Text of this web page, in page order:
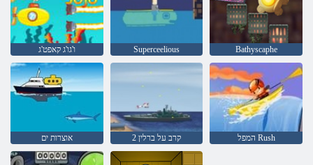
ו'גו'ג קאפט'ג Superceelious Bathyscaphe
אוצרות ים קרב על ברלין 2 המפל Rush